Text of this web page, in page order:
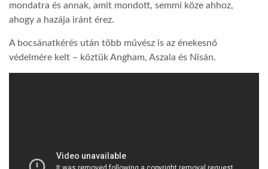
DOBRAVERO.HU
LATIMO.HU
mondatra és annak, amit mondott, semmi köze ahhoz,
ahogy a hazája iránt érez.
A bocsánatkérés után több művész is az énekesnő
védelmére kelt – köztük Angham, Aszala és Nisán.